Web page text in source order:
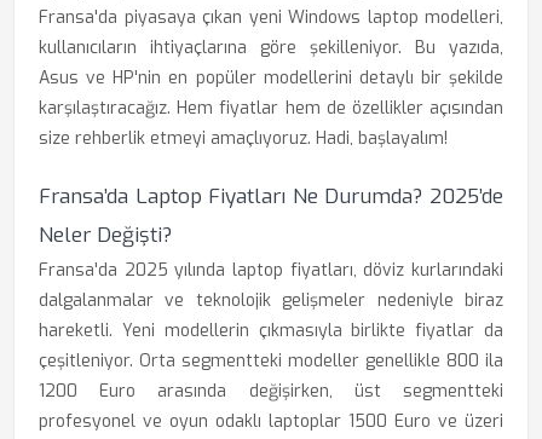
Fransa'da piyasaya çıkan yeni Windows laptop modelleri,
kullanıcıların ihtiyaçlarına göre şekilleniyor. Bu yazıda,
Asus ve HP'nin en popüler modellerini detaylı bir şekilde
karşılaştıracağız. Hem fiyatlar hem de özellikler açısından
size rehberlik etmeyi amaçlıyoruz. Hadi, başlayalım!
Fransa’da Laptop Fiyatları Ne Durumda? 2025’de
Neler Değişti?
Fransa'da 2025 yılında laptop fiyatları, döviz kurlarındaki
dalgalanmalar ve teknolojik gelişmeler nedeniyle biraz
hareketli. Yeni modellerin çıkmasıyla birlikte fiyatlar da
çeşitleniyor. Orta segmentteki modeller genellikle 800 ila
1200 Euro arasında değişirken, üst segmentteki
profesyonel ve oyun odaklı laptoplar 1500 Euro ve üzeri